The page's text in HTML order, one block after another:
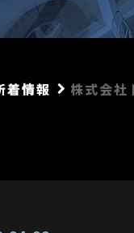
着情報 keyboard_arrow_right株式会社